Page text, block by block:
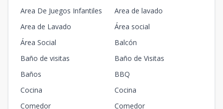
Area De Juegos Infantiles
Area de lavado
Area de Lavado
Área social
Área Social
Balcón
Baño de visitas
Baño de Visitas
Baños
BBQ
Cocina
Cocina
Comedor
Comedor